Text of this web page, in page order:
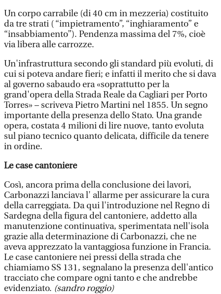
Un corpo carrabile (di 40 cm in mezzeria) costituito
da tre strati ( “impietramento”, “inghiaramento” e
“insabbiamento”). Pendenza massima del 7%, cioè
via libera alle carrozze.
Un'infrastruttura secondo gli standard più evoluti, di
cui si poteva andare fieri; e infatti il merito che si dava
al governo sabaudo era «soprattutto per la
grand'opera della Strada Reale da Cagliari per Porto
Torres» – scriveva Pietro Martini nel 1855. Un segno
importante della presenza dello Stato. Una grande
opera, costata 4 milioni di lire nuove, tanto evoluta
sul piano tecnico quanto delicata, difficile da tenere
in ordine.
Le case cantoniere
Così, ancora prima della conclusione dei lavori,
Carbonazzi lanciava l' allarme per assicurare la cura
della carreggiata. Da qui l'introduzione nel Regno di
Sardegna della figura del cantoniere, addetto alla
manutenzione continuativa, sperimentata nell'isola
grazie alla determinazione di Carbonazzi, che ne
aveva apprezzato la vantaggiosa funzione in Francia.
Le case cantoniere nei pressi della strada che
chiamiamo SS 131, segnalano la presenza dell'antico
tracciato che compare ogni tanto e che andrebbe
evidenziato. (sandro roggio)